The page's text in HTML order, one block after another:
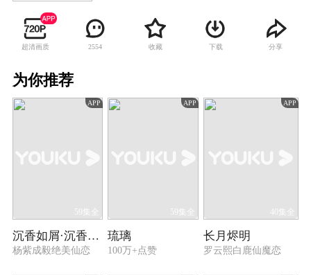
她被带进权倾朝野的门阀宇文家，受到开明贵族
宇文玥关注，被迫接受严厉训练的同时，更与燕
洵结下深厚友谊。西魏门阀争斗，燕洵一家被
与燕洵分道扬镳，并与力求“天下一统、释奴止
超清画质 2554 收藏 下载 分享
为你推荐
APP
59集全
沉香如屑·沉香重华
杨紫成毅绝美仙恋
APP
59集全
琉璃
100万+点赞
APP
40集全
长月烬明
罗云熙白鹿仙魔恋